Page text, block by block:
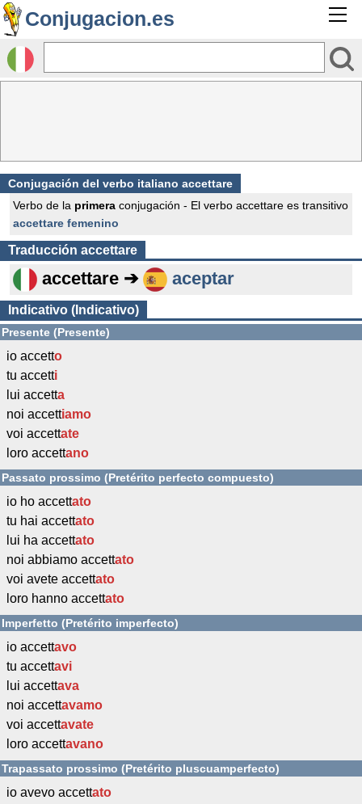
Conjugacion.es
Conjugación del verbo italiano accettare
Verbo de la primera conjugación - El verbo accettare es transitivo
accettare femenino
Traducción accettare
accettare ➔ aceptar
Indicativo (Indicativo)
Presente (Presente)
io accetto
tu accetti
lui accetta
noi accettiamo
voi accettate
loro accettano
Passato prossimo (Pretérito perfecto compuesto)
io ho accettato
tu hai accettato
lui ha accettato
noi abbiamo accettato
voi avete accettato
loro hanno accettato
Imperfetto (Pretérito imperfecto)
io accettavo
tu accettavi
lui accettava
noi accettavamo
voi accettavate
loro accettavano
Trapassato prossimo (Pretérito pluscuamperfecto)
io avevo accettato